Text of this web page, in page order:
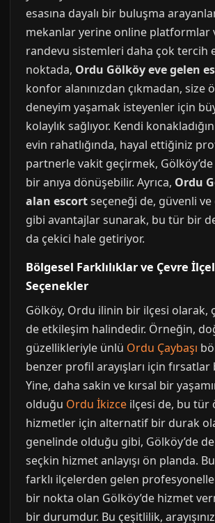
esasına dayalı bir buluşma
mekanlar yerine online platformlar
randevu sistemleri daha çok tercih
noktada, Ordu Gölköy eve gelen
konfor alanınızdan çıkmadan, size
deneyim yaşamak isteyenler için
kolaylık sağlıyor. Kendi
evin rahatlığında, hayal ettiğiniz
partnerle vakit geçirmek,
bir anıya dönüşebilir. Ayrıca, Ordu
alan escortseçeneği de, güvenli
gibi avantajlar sunarak, bu tür bir
da çekici hale getiriyor.
Bölgesel Farklılıklar ve Çevre
Seçenekler
Gölköy, Ordu ilinin bir ilçesi olarak,
de etkileşim halindedir. Örneğin,
güzellikleriyle ünlü Ordu Çaybaşı
benzer profil arayışları için fırsatlar
Yine, daha sakin ve kırsal bir
olduğu Ordu İkizce ilçesi de, bu tür
hizmetler için alternatif bir durak
genelinde olduğu gibi, Gölköy’de
seçkin hizmet anlayışı ön planda.
farklı ilçelerden gelen
bir nokta olan Gölköy’de hizmet
bir durumdur. Bu çeşitlilik,